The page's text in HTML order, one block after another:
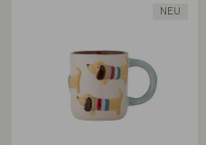
NEU